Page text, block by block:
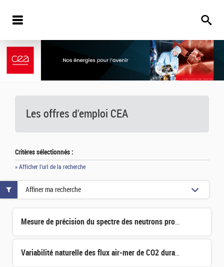
Les offres d'emploi CEA
Critères sélectionnés :
» Afficher l'url de la recherche
Mesure de précision du spectre des neutrons prompts dans la fission spontanée du 252Cf
Variabilité naturelle des flux air-mer de CO2 durant l’Holocène et leur évolution sous l'effet du change
Affiner ma recherche